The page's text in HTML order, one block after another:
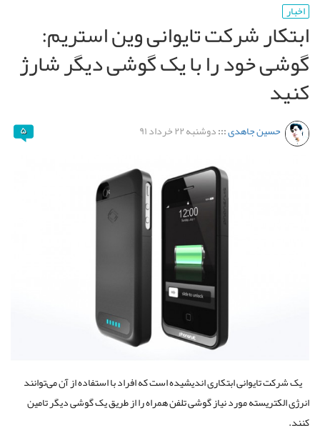
اخبار
ابتکار شرکت تایوانی وین استریم:
گوشی خود را با یک گوشی دیگر شارژ
کنید
حسین جاهدی:::دوشنبه ۲۲ خرداد ۹۱ ۵
یک شرکت تایوانی ابتکاری اندیشیده است که افراد با استفاده از آن می‌توانند
انرژی الکتریسته مورد نیاز گوشی تلفن همراه را از طریق یک گوشی دیگر تامین
کنند.